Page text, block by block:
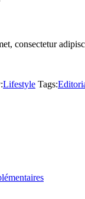
consectetur
Lifestyle Tags: